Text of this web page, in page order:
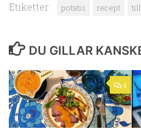
Etiketter: potatis recept
DU GILLAR
4